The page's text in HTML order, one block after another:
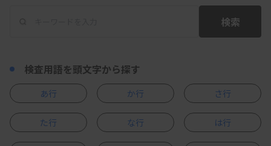
検索
検査用語を頭文字から探す
あ行 か行 さ行
た行 な行 は行